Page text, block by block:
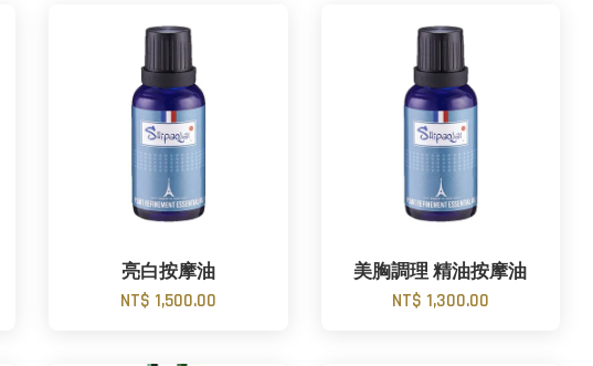
亮白按摩油
NT$ 1,500.00
美胸調理 精油按摩油
NT$ 1,300.00